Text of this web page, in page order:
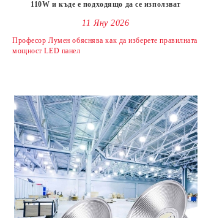
110W и къде е подходящо да се използват
11 Яну 2026
Професор Лумен обяснява как да изберете правилната
мощност LED панел